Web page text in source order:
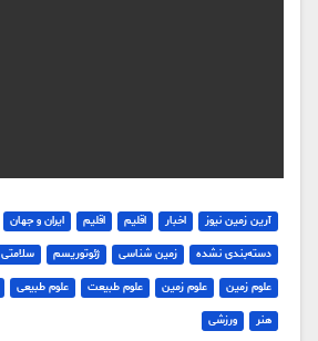
آرین زمین نیوز اخبار اقلیم اقلیم ایران و جهان
دسته‌بندی نشده زمین شناسی ژئوتوریسم سلامتی
علوم زمین علوم زمین علوم طبیعت علوم طبیعی
هنر ورزشی